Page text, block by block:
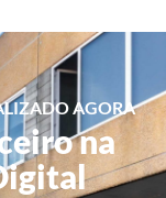
AGORA
na